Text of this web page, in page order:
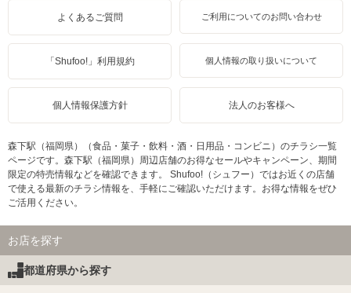
よくあるご質問 ご利用についてのお問い合わせ
「Shufoo!」利用規約 個人情報の取り扱いについて
個人情報保護方針 法人のお客様へ
森下駅（福岡県）（食品・菓子・飲料・酒・日用品・コンビニ）のチラシ一覧
ページです。森下駅（福岡県）周辺店舗のお得なセールやキャンペーン、期間
限定の特売情報などを確認できます。 Shufoo!（シュフー）ではお近くの店舗
で使える最新のチラシ情報を、手軽にご確認いただけます。お得な情報をぜひ
ご活用ください。
お店を探す
都道府県から探す